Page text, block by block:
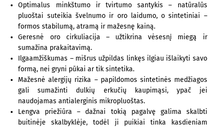
Optimalus minkštumo ir tvirtumo santykis – natūralūs
pluoštai suteikia švelnumo ir oro laidumo, o sintetiniai –
formos stabilumą, atramą ir mažesnę kainą.
Geresnė oro cirkuliacija – užtikrina vėsesnį miegą ir
sumažina prakaitavimą.
Ilgaamžiškumas – mišrus užpildas linkęs ilgiau išlaikyti savo
formą, nei gryni pūkai ar tik sintetika.
Mažesnė alergijų rizika – papildomos sintetinės medžiagos
gali sumažinti dulkių erkučių kaupimąsi, ypač jei
naudojamas antialerginis mikropluoštas.
Lengva priežiūra – dažnai tokią pagalvę galima skalbti
buitinėje skalbyklėje, todėl ji puikiai tinka kasdieniam